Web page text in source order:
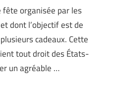
fête organisée par les
dont l’objectif est de
cadeaux. Cette
tout droit des États-
un agréable …